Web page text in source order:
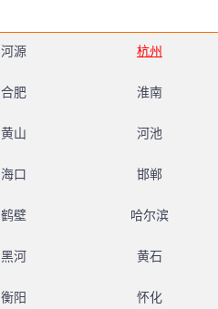
河源 杭州
合肥 淮南
黄山 河池
海口 邯郸
鹤壁 哈尔滨
黑河 黄石
衡阳 怀化